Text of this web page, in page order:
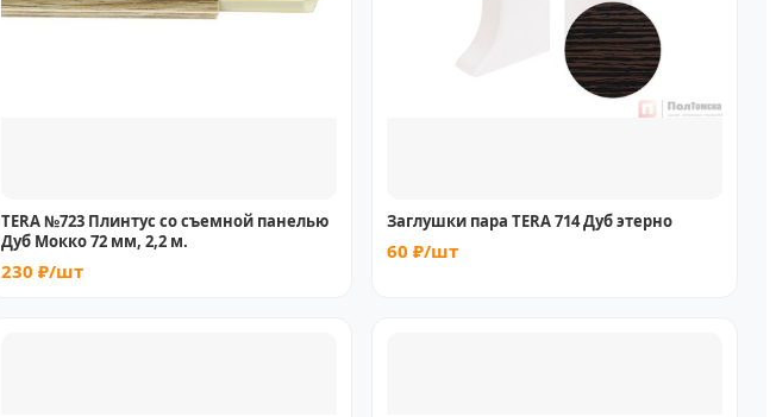
TERA №723 Плинтус со съемной панелью
Дуб Мокко 72 мм, 2,2 м.
230 ₽/шт
Заглушки пара TERA 714 Дуб этерно
60 ₽/шт